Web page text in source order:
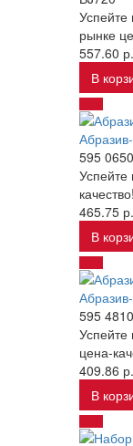
рынке
557.60 р.
В
595 0650
465.75 р.
В
595 4810
цена-
409.86 р.
В